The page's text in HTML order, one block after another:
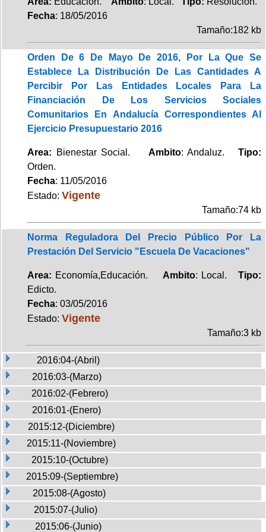
Fecha: 18/05/2016
Tamaño:182 kb
Orden De 6 De Mayo De 2016, Por La Que Se
Establece La Distribución De Las Cantidades A
Percibir Por Las Entidades Locales Para La
Financiación De Los Servicios Sociales
Comunitarios En Andalucía Correspondientes Al
Ejercicio Presupuestario 2016
Area: Bienestar Social. Ambito: Andaluz.Tipo:
Orden.
Fecha: 11/05/2016
Estado: Vigente
Tamaño:74 kb
Norma Reguladora Del Precio Público Por La
Prestación Del Servicio "Escuela De Vacaciones"
Area: Economía,Educación. Ambito: Local.Tipo:
Edicto.
Fecha: 03/05/2016
Estado: Vigente
Tamaño:3 kb
2016:04-(Abril)
2016:03-(Marzo)
2016:02-(Febrero)
2016:01-(Enero)
2015:12-(Diciembre)
2015:11-(Noviembre)
2015:10-(Octubre)
2015:09-(Septiembre)
2015:08-(Agosto)
2015:07-(Julio)
2015:06-(Junio)